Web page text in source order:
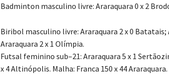
Badminton masculino livre: Araraquara 0 x 2
Biribol masculino livre: Araraquara 2 x 0 Batatais;
Araraquara 2 x 1 Olímpia.
Futsal feminino sub–21: Araraquara 5 x 1
x 4 Altinópolis. Malha: Franca 150 x 44 Araraquara.